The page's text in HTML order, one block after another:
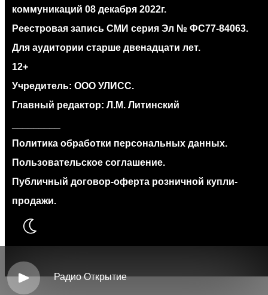
Радио Открытие
коммуникаций 08 декабря 2022г.
Реестровая запись СМИ серия Эл № ФС77‐84063.
Для аудитории старше двенадцати лет.
12+
Учредитель: ООО УЛИСС.
Главный редактор: Л.М. Литинский
Политика обработки персональных данных.
Пользовательское соглашение.
Публичный договор-оферта розничной купли-
продажи.